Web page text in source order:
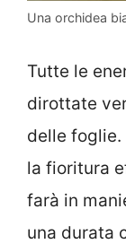
Una orchidea
Tutte le
dirottate
delle foglie.
la fioritura
farà in
una durata